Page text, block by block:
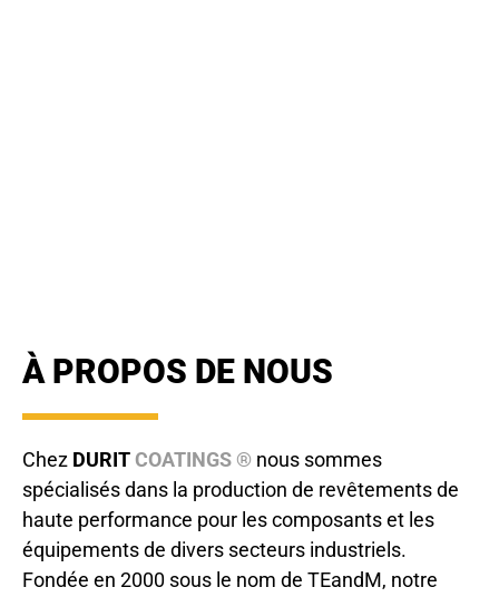
À PROPOS DE NOUS
Chez DURITCOATINGS ® nous sommes
spécialisés dans la production de revêtements de
haute performance pour les composants et les
équipements de divers secteurs industriels.
Fondée en 2000 sous le nom de TEandM, notre